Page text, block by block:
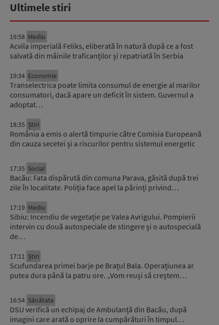
Ultimele stiri
19:58 Mediu
Acvila imperială Feliks, eliberată în natură după ce a fost
salvată din mâinile traficanților și repatriată în Serbia
19:34 Economie
Transelectrica poate limita consumul de energie al marilor
consumatori, dacă apare un deficit în sistem. Guvernul a
adoptat…
18:35 Știri
România a emis o alertă timpurie către Comisia Europeană
din cauza secetei și a riscurilor pentru sistemul energetic
17:35 Social
Bacău: Fata dispărută din comuna Parava, găsită după trei
zile în localitate. Poliția face apel la părinți privind…
17:19 Mediu
Sibiu: Incendiu de vegetație pe Valea Avrigului. Pompierii
intervin cu două autospeciale de stingere și o autospecială
de…
17:11 Știri
Scufundarea primei barje pe Brațul Bala. Operațiunea ar
putea dura până la patru ore. „Vom reuși să creștem…
16:54 Sănătate
DSU verifică un echipaj de Ambulanță din Bacău, după
imagini care arată o oprire la cumpărături în timpul…